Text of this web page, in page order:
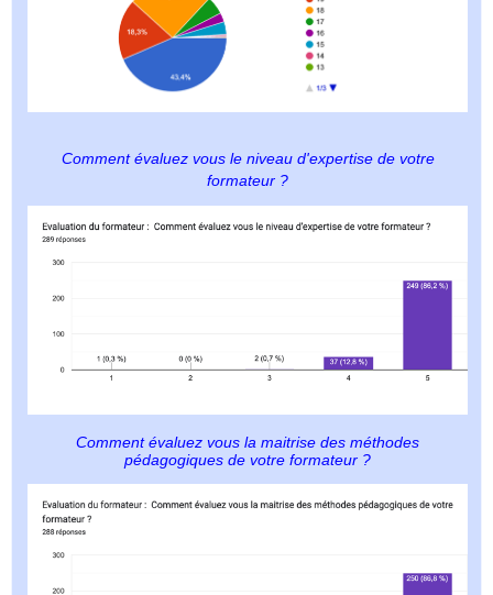
Comment évaluez vous le niveau d'expertise de votre
formateur ?
Comment évaluez vous la maitrise des méthodes
pédagogiques de votre formateur ?